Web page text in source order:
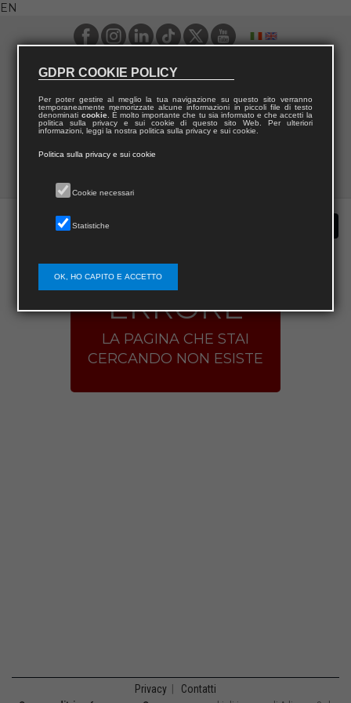
EN
ERRORE
LA PAGINA CHE STAI
CERCANDO NON ESISTE
Privacy Contatti
GDPR COOKIE POLICY
Per poter gestire al meglio la tua navigazione su questo sito verranno
temporaneamente memorizzate alcune informazioni in piccoli file di testo
denominati cookie. È molto importante che tu sia informato e che accetti la
politica sulla privacy e sui cookie di questo sito Web. Per ulteriori
informazioni, leggi la nostra politica sulla privacy e sui cookie.
Politica sulla privacy e sui cookie
Cookie necessari
Statistiche
OK, HO CAPITO E ACCETTO